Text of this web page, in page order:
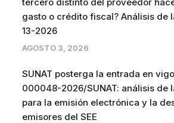
gasto o crédito fiscal? Análisis de
13-2026
AGOSTO 3, 2026
SUNAT posterga la entrada en
000048-2026/SUNAT: análisis de
para la emisión electrónica y la
emisores del SEE